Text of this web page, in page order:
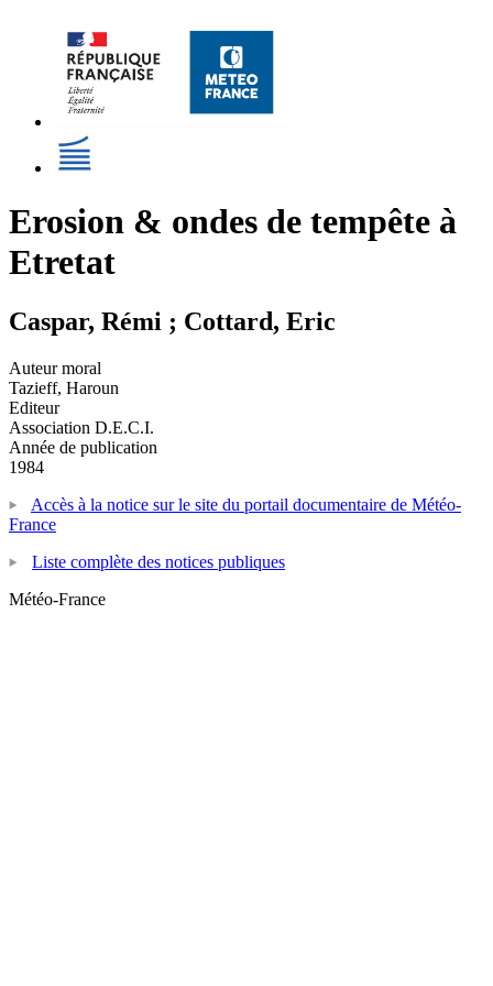
Erosion & ondes de tempête à
Etretat
Caspar, Rémi ; Cottard, Eric
Auteur moral
Tazieff, Haroun
Editeur
Association D.E.C.I.
Année de publication
1984
Accès à la notice sur le site du portail documentaire de Météo-
France
Liste complète des notices publiques
Météo-France